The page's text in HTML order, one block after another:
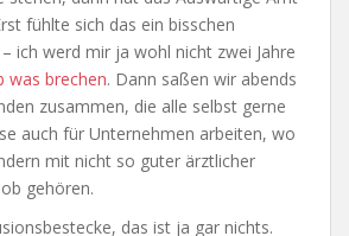
fühlte sich das ein bisschen
ich werd mir ja wohl nicht zwei Jahre
was brechen. Dann saßen wir abends
zusammen, die alle selbst gerne
auch für Unternehmen arbeiten, wo
mit nicht so guter ärztlicher
gehören.
das ist ja gar nichts.